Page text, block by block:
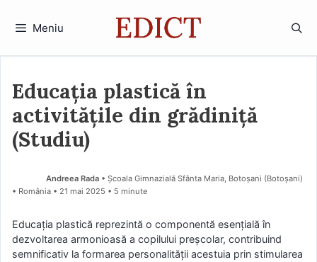
Meniu
Educația plastică în
activitățile din grădiniță
(Studiu)
Andreea Rada • Școala Gimnazială Sfânta Maria, Botoșani (Botoşani)
• România
21 mai 2025 • 5 minute
Educația plastică reprezintă o componentă esențială în
dezvoltarea armonioasă a copilului preșcolar, contribuind
semnificativ la formarea personalității acestuia prin stimularea